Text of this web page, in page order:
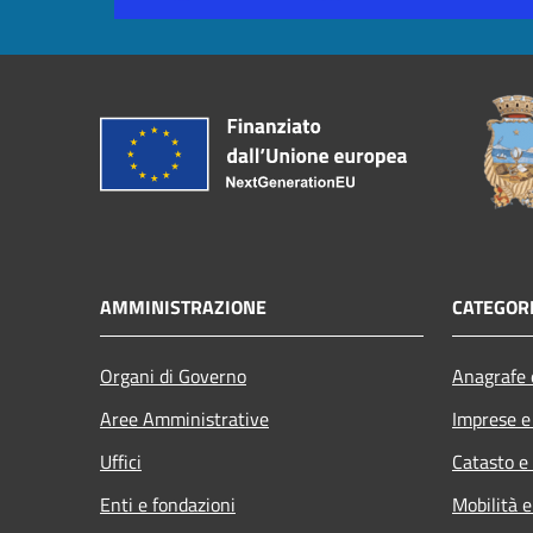
AMMINISTRAZIONE
Organi di Governo
Aree Amministrative
Uffici
Enti e fondazioni
Imprese
Catasto
Mobilità